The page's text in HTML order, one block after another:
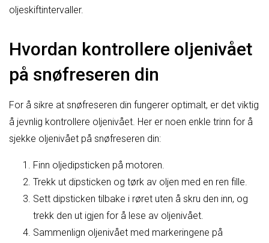
oljeskiftintervaller.
Hvordan kontrollere oljenivået
på snøfreseren din
For å sikre at snøfreseren din fungerer optimalt, er det viktig
å jevnlig kontrollere oljenivået. Her er noen enkle trinn for å
sjekke oljenivået på snøfreseren din:
Finn oljedipsticken på motoren.
Trekk ut dipsticken og tørk av oljen med en ren fille.
Sett dipsticken tilbake i røret uten å skru den inn, og
trekk den ut igjen for å lese av oljenivået.
Sammenlign oljenivået med markeringene på